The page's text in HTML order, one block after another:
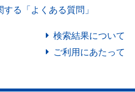
る「よくある質問」
検索結果について
ご利用にあたって